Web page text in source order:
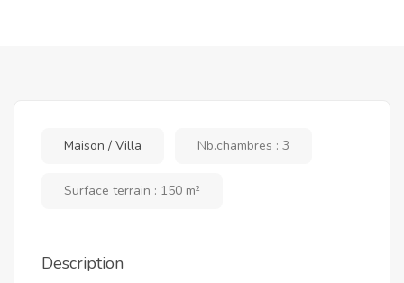
Maison / Villa Nb.chambres : 3
Surface terrain : 150 m²
Description